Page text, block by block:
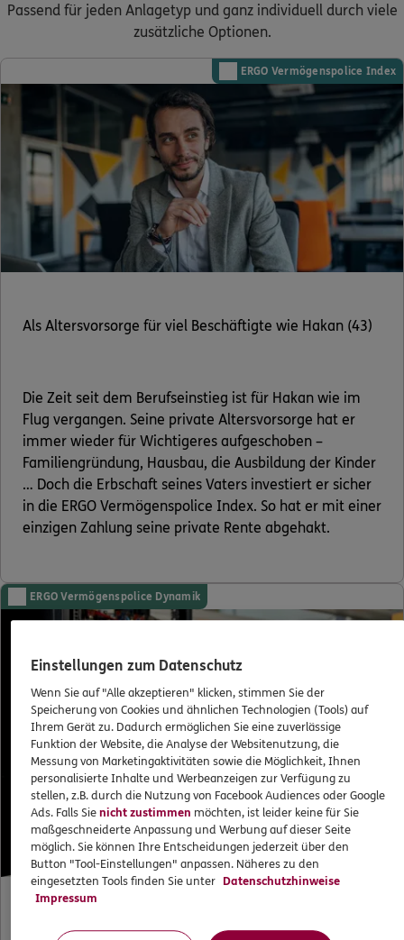
Passend für jeden Anlagetyp und ganz individuell durch viele
zusätzliche Optionen.
ERGO Vermögenspolice Index
Als Altersvorsorge für viel Beschäftigte wie Hakan (43)
Die Zeit seit dem Berufseinstieg ist für Hakan wie im
Flug vergangen. Seine private Altersvorsorge hat er
immer wieder für Wichtigeres aufgeschoben –
Familiengründung, Hausbau, die Ausbildung der Kinder
… Doch die Erbschaft seines Vaters investiert er sicher
in die ERGO Vermögenspolice Index. So hat er mit einer
einzigen Zahlung seine private Rente abgehakt.
ERGO Vermögenspolice Dynamik
Für Umtriebige wie Lea (22)
Einstellungen zum Datenschutz
Wenn Sie auf "Alle akzeptieren" klicken, stimmen Sie der
Speicherung von Cookies und ähnlichen Technologien (Tools) auf
Ihrem Gerät zu. Dadurch ermöglichen Sie eine zuverlässige
Funktion der Website, die Analyse der Websitenutzung, die
Messung von Marketingaktivitäten sowie die Möglichkeit, Ihnen
personalisierte Inhalte und Werbeanzeigen zur Verfügung zu
stellen, z.B. durch die Nutzung von Facebook Audiences oder Google
Ads. Falls Sienicht zustimmen möchten, ist leider keine für Sie
maßgeschneiderte Anpassung und Werbung auf dieser Seite
möglich. Sie können Ihre Entscheidungen jederzeit über den
Button "Tool-Einstellungen" anpassen. Näheres zu den
eingesetzten Tools finden Sie unter Datenschutzhinweise
Impressum